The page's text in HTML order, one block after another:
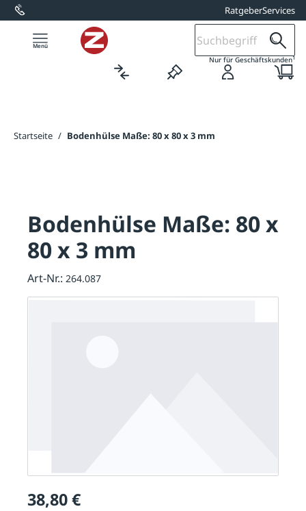
springen RatgeberServices
Nur für Geschäftskunden1
Startseite / Bodenhülse Maße: 80 x 80 x 3 mm
38,80 €
Bodenhülse Maße: 80 x
80 x 3 mm
Art-Nr.: 264.087